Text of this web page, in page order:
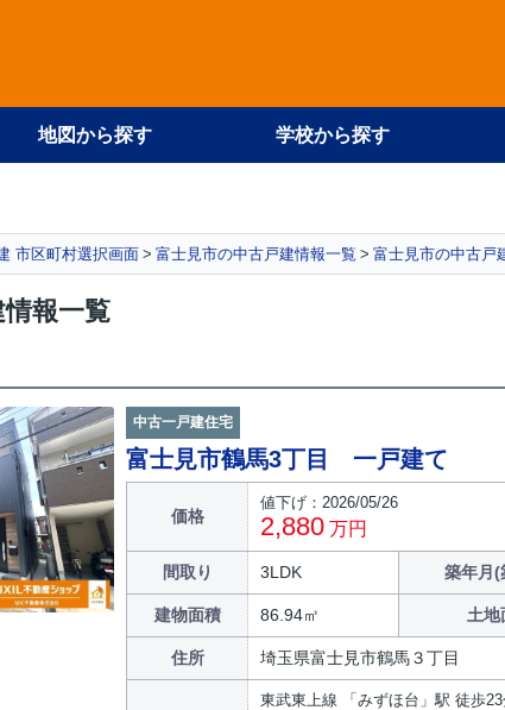
地図から探す 学校から探す
市区町村選択画面 富士見市の中古戸建情報一覧 富士見市の中古戸
報一覧
中古一戸建住宅
富士見市鶴馬3丁目 一戸建て
価格
値下げ：2026/05/26
2,880 万円
間取り 3LDK 築年月(
建物面積 86.94㎡ 土地
住所 埼玉県富士見市鶴馬３丁目
東武東上線 「みずほ台」駅 徒歩